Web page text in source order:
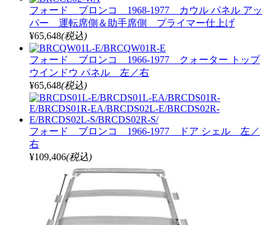
フォード ブロンコ 1968-1977 カウル パネル アッ
パー 運転席側＆助手席側 プライマー仕上げ
¥65,648(税込)
フォード ブロンコ 1966-1977 クォーター トップ
ウインドウ パネル 左／右
¥65,648(税込)
フォード ブロンコ 1966-1977 ドア シェル 左／
右
¥109,406(税込)